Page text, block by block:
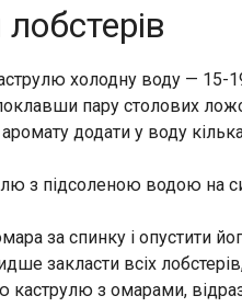
холодну воду — 15-
пару столових
додати у воду
з підсоленою водою на
за спинку і опустити
закласти всіх
з омарами,